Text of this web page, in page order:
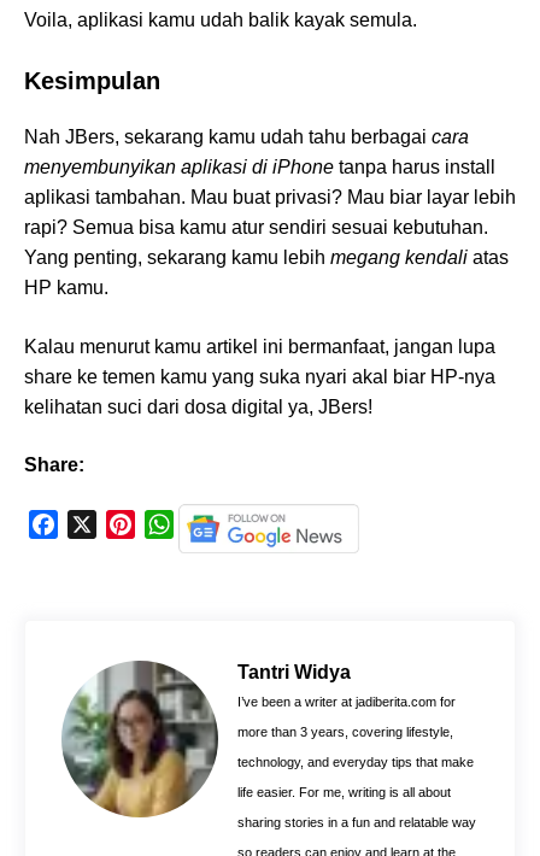
Voila, aplikasi kamu udah balik kayak semula.
Kesimpulan
Nah JBers, sekarang kamu udah tahu berbagai cara
menyembunyikan aplikasi di iPhone tanpa harus install
aplikasi tambahan. Mau buat privasi? Mau biar layar lebih
rapi? Semua bisa kamu atur sendiri sesuai kebutuhan.
Yang penting, sekarang kamu lebih megang kendali atas
HP kamu.
Kalau menurut kamu artikel ini bermanfaat, jangan lupa
share ke temen kamu yang suka nyari akal biar HP-nya
kelihatan suci dari dosa digital ya, JBers!
Share:
k
e
s
t
W
h
A
p
p
Tantri Widya
I’ve been a writer at jadiberita.com for
more than 3 years, covering lifestyle,
technology, and everyday tips that make
life easier. For me, writing is all about
sharing stories in a fun and relatable way
so readers can enjoy and learn at the